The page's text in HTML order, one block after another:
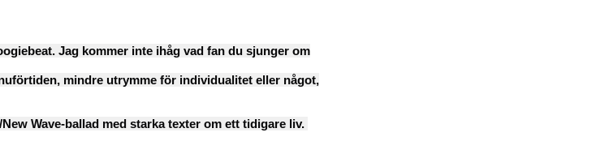
Jag kommer inte ihåg vad fan du sjunger om
mindre utrymme för individualitet eller något,
Wave-ballad med starka texter om ett tidigare liv.